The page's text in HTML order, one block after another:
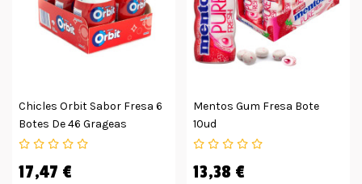
Chicles Orbit Sabor Fresa 6
Botes De 46 Grageas
17,47 €
Mentos Gum Fresa Bote
10ud
13,38 €